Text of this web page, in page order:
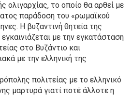
ολιγαρχίας, το οποίο θα αρθεί με
παράδοση του «ρωμαϊκού
Η βυζαντινή θητεία της
με την εγκατάσταση
στο Βυζάντιο και
με την ελληνική της
πολιτείας με το ελληνικό
μαρτυρά γιατί ποτέ άλλοτε η